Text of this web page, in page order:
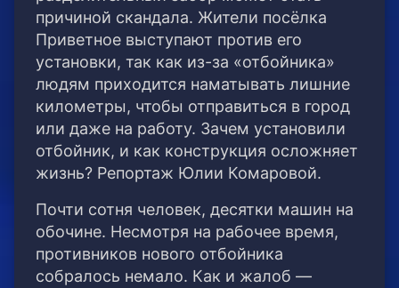
причиной скандала. Жители посёлка
Приветное выступают против его
установки, так как из-за «отбойника»
людям приходится наматывать лишние
километры, чтобы отправиться в город
или даже на работу. Зачем установили
отбойник, и как конструкция осложняет
жизнь? Репортаж Юлии Комаровой.
Почти сотня человек, десятки машин на
обочине. Несмотря на рабочее время,
противников нового отбойника
собралось немало. Как и жалоб —